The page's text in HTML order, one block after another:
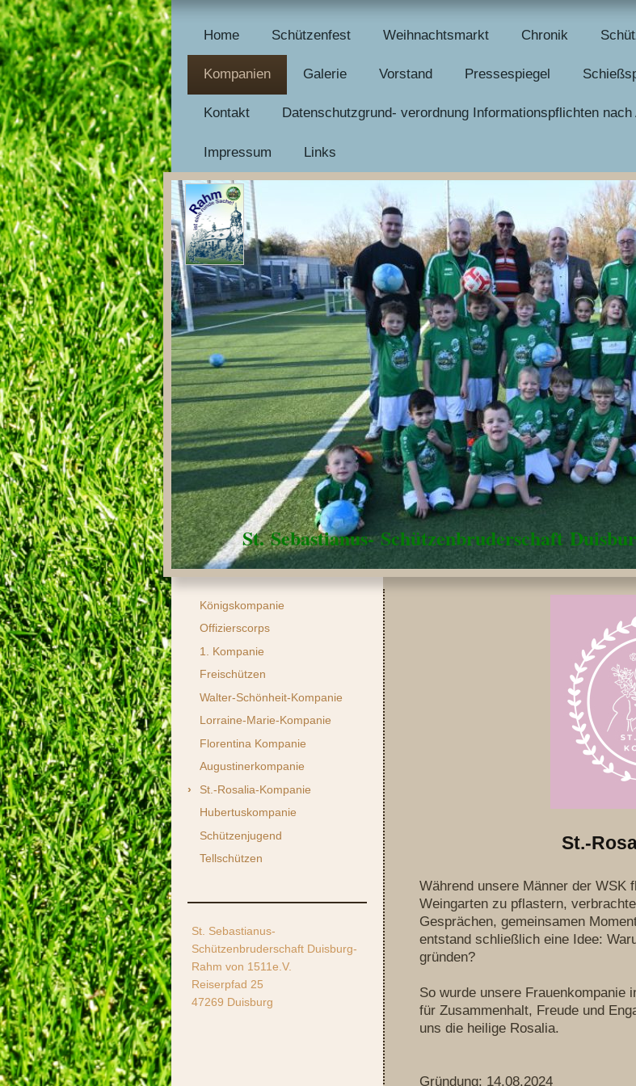
Home Schützenfest Weihnachtsmarkt Chronik
Kompanien Galerie Vorstand Pressespiegel
Kontakt Datenschutzgrund- verordnung Informationspflichten
Impressum Links
St. Sebastianus- Schützenbruderschaft
St.-
Während unsere Männer der WSK
Weingarten zu pflastern,
Gesprächen, gemeinsamen
entstand schließlich eine Idee:
gründen?
So wurde unsere Frauenkompanie
für Zusammenhalt, Freude und
uns die heilige Rosalia.
Gründung: 14.08.2024
Königskompanie
Offizierscorps
1. Kompanie
Freischützen
Walter-Schönheit-Kompanie
Lorraine-Marie-Kompanie
Florentina Kompanie
Augustinerkompanie
St.-Rosalia-Kompanie
Hubertuskompanie
Schützenjugend
Tellschützen
St. Sebastianus-
Schützenbruderschaft Duisburg-
Rahm von 1511e.V.
Reiserpfad 25
47269 Duisburg